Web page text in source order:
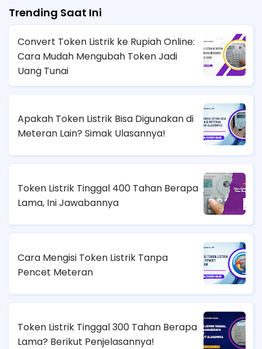
Trending Saat Ini
Convert Token Listrik ke Rupiah Online:
Cara Mudah Mengubah Token Jadi
Uang Tunai
Apakah Token Listrik Bisa Digunakan di
Meteran Lain? Simak Ulasannya!
Token Listrik Tinggal 400 Tahan Berapa
Lama, Ini Jawabannya
Cara Mengisi Token Listrik Tanpa
Pencet Meteran
Token Listrik Tinggal 300 Tahan Berapa
Lama? Berikut Penjelasannya!